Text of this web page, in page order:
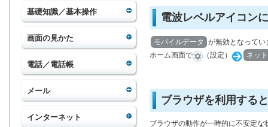
基礎知識／基本操作
画面の見かた
電話／電話帳
メール
インターネット
電波レベルアイコン
モバイルデータ
が無効となって
ホーム画面で
（設定） ネッ
ブラウザを利用する
ブラウザの動作が一時的に不安定